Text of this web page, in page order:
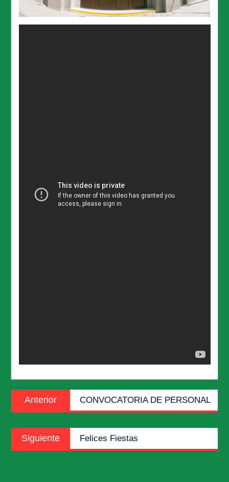
Navegación
Anterior
anterior:
CONVOCATORIA DE PERSONAL
Siguiente
siguiente:
Felices Fiestas